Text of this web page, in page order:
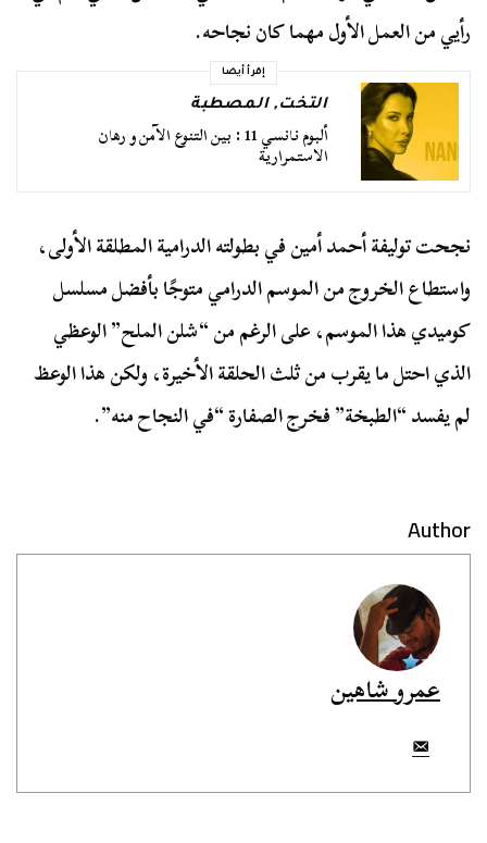
رأيي من العمل الأول مهما كان نجاحه.
إقرأ أيضا
التخت,المصطبة
ألبوم نانسي 11 : بين التنوع الآمن و رهان
الاستمرارية
نجحت توليفة أحمد أمين في بطولته الدرامية المطلقة الأولى،
واستطاع الخروج من الموسم الدرامي متوجًا بأفضل مسلسل
كوميدي هذا الموسم، على الرغم من “شلن الملح” الوعظي
الذي احتل ما يقرب من ثلث الحلقة الأخيرة، ولكن هذا الوعظ
لم يفسد “الطبخة” فخرج الصفارة “في النجاح منه”.
Author
عمرو شاهين